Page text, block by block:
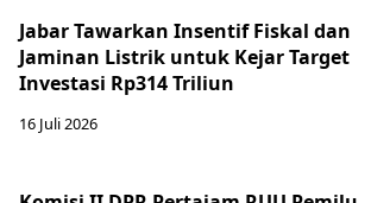
Jabar Tawarkan Insentif Fiskal dan
Jaminan Listrik untuk Kejar Target
Investasi Rp314 Triliun
16 Juli 2026